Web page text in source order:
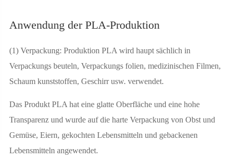
Anwendung der PLA-Produktion
(1) Verpackung: Produktion PLA wird haupt sächlich in
Verpackungs beuteln, Verpackungs folien, medizinischen Filmen,
Schaum kunststoffen, Geschirr usw. verwendet.
Das Produkt PLA hat eine glatte Oberfläche und eine hohe
Transparenz und wurde auf die harte Verpackung von Obst und
Gemüse, Eiern, gekochten Lebensmitteln und gebackenen
Lebensmitteln angewendet.